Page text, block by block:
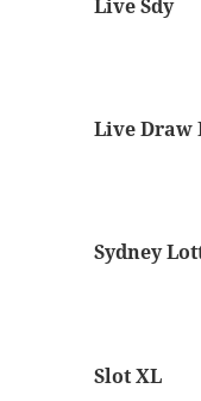
Live Sdy
Live Draw
Sydney
Slot XL